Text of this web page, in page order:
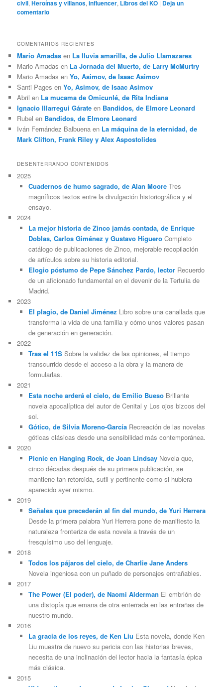
civil,Heroínas y villanos,influencer, Libros del KO | Deja un
comentario
COMENTARIOS RECIENTES
Mario Amadas en La lluvia amarilla, de Julio Llamazares
Mario Amadas en La Jornada del Muerto, de Larry McMurtry
Mario Amadas enYo, Asimov, de Isaac Asimov
Santi Pages enYo, Asimov, de Isaac Asimov
Abril en La mucama de Omicunlé, de Rita Indiana
Ignacio Illarregui Gárate en Bandidos, de Elmore Leonard
Rubel en Bandidos, de Elmore Leonard
Iván Fernández Balbuena en La máquina de la eternidad, de
Mark Clifton, Frank Riley y Alex Aspostolides
DESENTERRANDO CONTENIDOS
2025
Cuadernos de humo sagrado, de Alan MooreTres
magníficos textos entre la divulgación historiográfica y el
ensayo.
2024
La mejor historia de Zinco jamás contada, de Enrique
Doblas, Carlos Giménez y Gustavo HigueroCompleto
catálogo de publicaciones de Zinco, mejorable recopilación
de artículos sobre su historia editorial.
Elogio póstumo de Pepe Sánchez Pardo, lectorRecuerdo
de un aficionado fundamental en el devenir de la Tertulia de
Madrid.
2023
El plagio, de Daniel Jiménez Libro sobre una canallada que
transforma la vida de una familia y cómo unos valores pasan
de generación en generación.
2022
Tras el 11SSobre la validez de las opiniones, el tiempo
transcurrido desde el acceso a la obra y la manera de
formularlas.
2021
Esta noche arderá el cielo, de Emilio BuesoBrillante
novela apocalíptica del autor de Cenital y Los ojos bizcos del
sol.
Gótico, de Silvia Moreno-GarcíaRecreación de las novelas
góticas clásicas desde una sensibilidad más contemporánea.
2020
Picnic en Hanging Rock, de Joan LindsayNovela que,
cinco décadas después de su primera publicación, se
mantiene tan retorcida, sutil y pertinente como si hubiera
aparecido ayer mismo.
2019
Señales que precederán al fin del mundo, de Yuri Herrera
Desde la primera palabra Yuri Herrera pone de manifiesto la
naturaleza fronteriza de esta novela a través de un
fresquísimo uso del lenguaje.
2018
Todos los pájaros del cielo, de Charlie Jane Anders
Novela ingeniosa con un puñado de personajes entrañables.
2017
The Power (El poder), de Naomi Alderman El embrión de
una distopía que emana de otra enterrada en las entrañas de
nuestro mundo.
2016
La gracia de los reyes, de Ken Liu Esta novela, donde Ken
Liu muestra de nuevo su pericia con las historias breves,
necesita de una inclinación del lector hacia la fantasía épica
más clásica.
2015